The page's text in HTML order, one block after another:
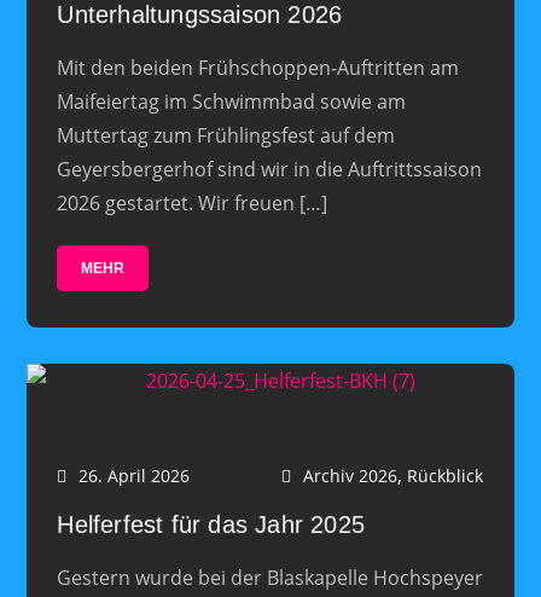
Unterhaltungssaison 2026
Mit den beiden Frühschoppen-Auftritten am
Maifeiertag im Schwimmbad sowie am
Muttertag zum Frühlingsfest auf dem
Geyersbergerhof sind wir in die Auftrittssaison
2026 gestartet. Wir freuen […]
MEHR
26. April 2026 Archiv 2026, Rückblick
Helferfest für das Jahr 2025
Gestern wurde bei der Blaskapelle Hochspeyer